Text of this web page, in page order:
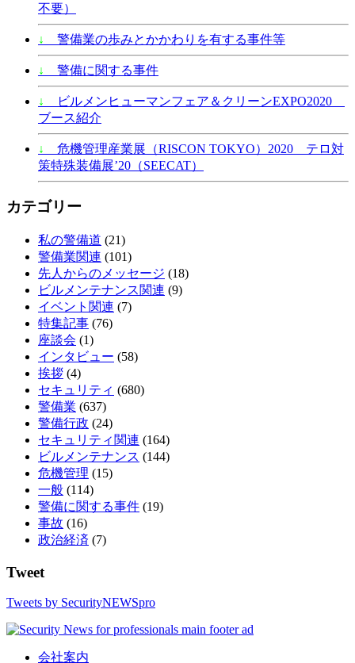
不要）
↓ 警備業の歩みとかかわりを有する事件等
↓ 警備に関する事件
↓
ビルメンヒューマンフェア＆クリーンEXPO2020
ブース紹介
↓
危機管理産業展（RISCON TOKYO）2020 テロ対
策特殊装備展’20（SEECAT）
カテゴリー
私の警備道 (21)
警備業関連 (101)
先人からのメッセージ (18)
ビルメンテナンス関連 (9)
イベント関連 (7)
特集記事 (76)
座談会 (1)
インタビュー (58)
挨拶 (4)
セキュリティ (680)
警備業 (637)
警備行政 (24)
セキュリティ関連 (164)
ビルメンテナンス (144)
危機管理 (15)
一般 (114)
警備に関する事件 (19)
事故 (16)
政治経済 (7)
Tweet
Tweets by SecurityNEWSpro
会社案内